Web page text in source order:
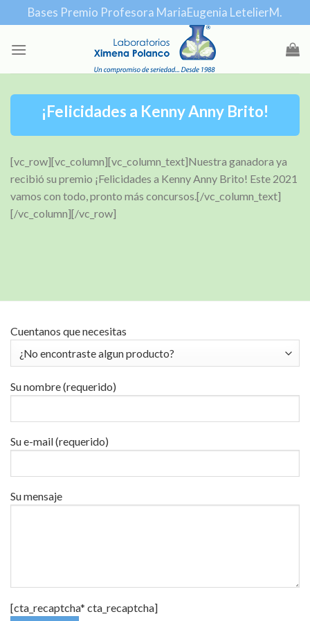
to
content
Bases Premio Profesora MariaEugenia LetelierM.
¡Felicidades a Kenny Anny Brito!
[vc_row][vc_column][vc_column_text]Nuestra ganadora ya
recibió su premio ¡Felicidades a Kenny Anny Brito! Este 2021
vamos con todo, pronto más concursos.[/vc_column_text]
[/vc_column][/vc_row]
Cuentanos que necesitas
Su nombre (requerido)
Su e-mail (requerido)
Su mensaje
[cta_recaptcha* cta_recaptcha]